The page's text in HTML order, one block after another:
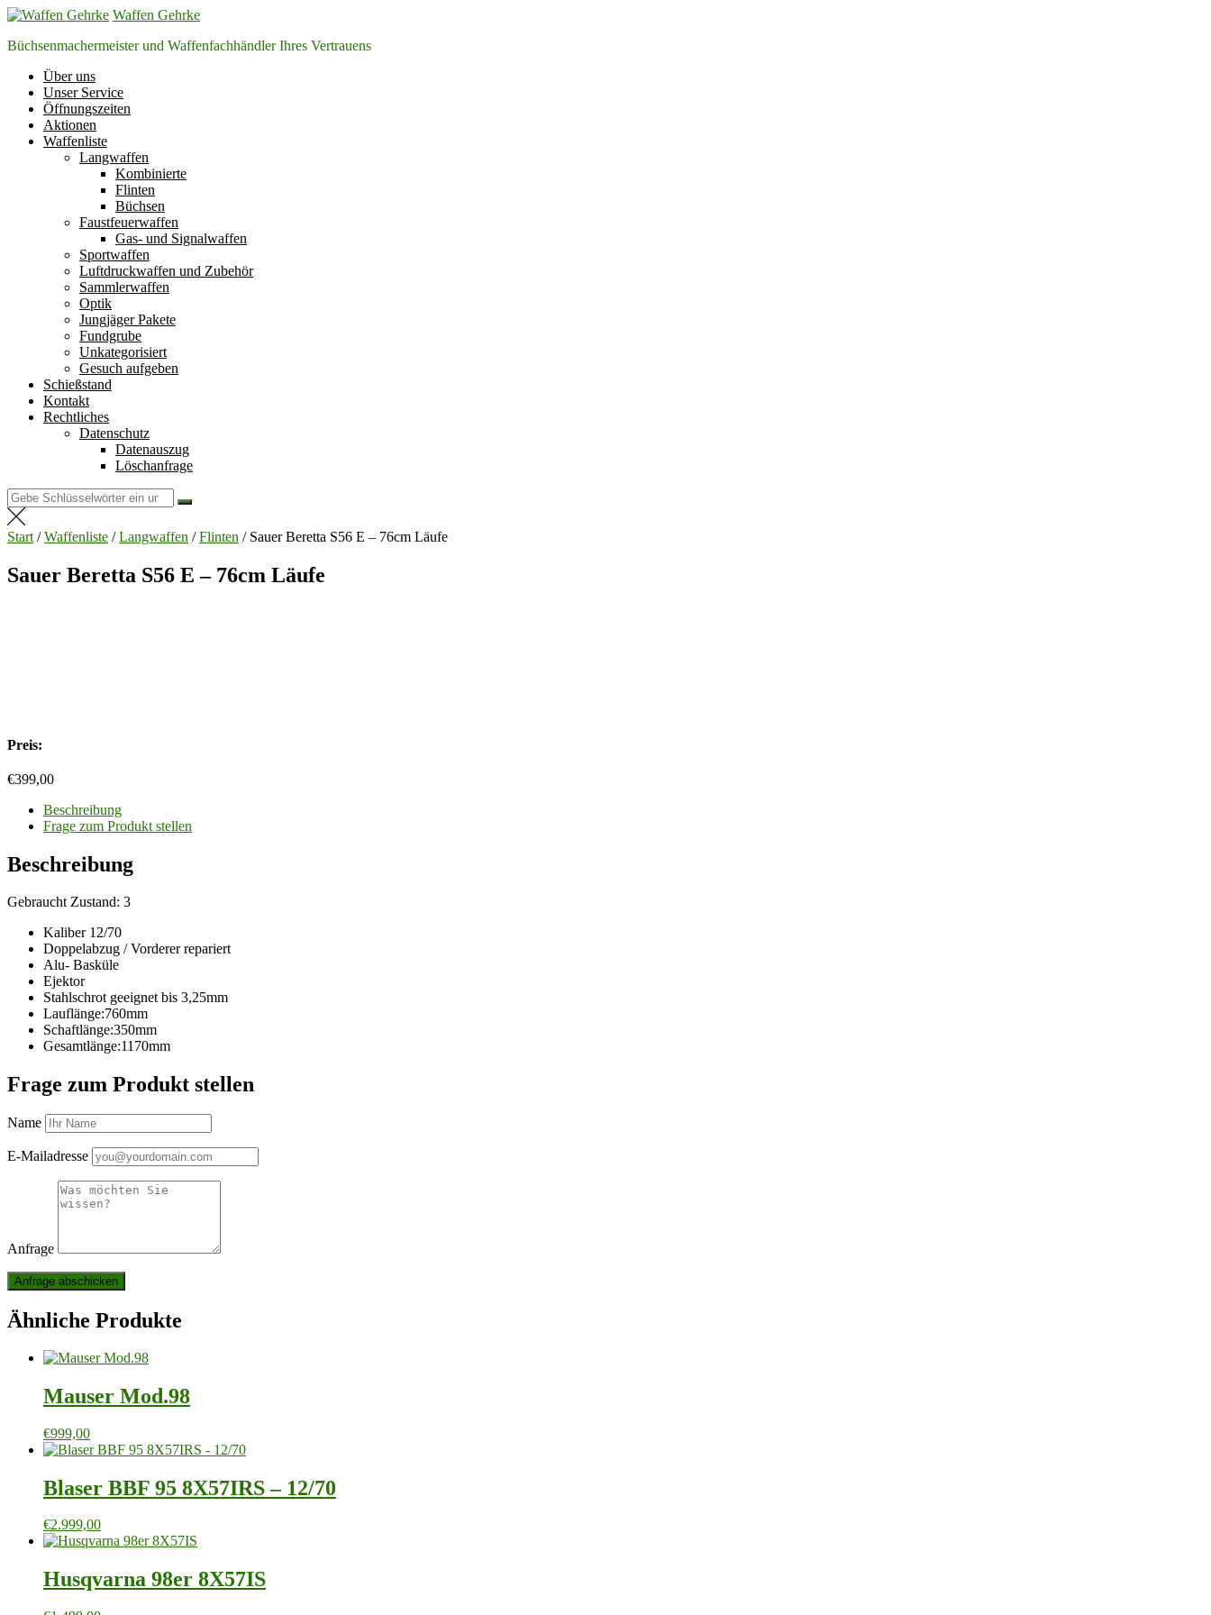
Zum
springen
Waffen Gehrke
Büchsenmachermeister und Waffenfachhändler Ihres Vertrauens
Über uns
Unser Service
Öffnungszeiten
Aktionen
Waffenliste
Langwaffen
Kombinierte
Flinten
Büchsen
Faustfeuerwaffen
Gas- und Signalwaffen
Sportwaffen
Luftdruckwaffen und Zubehör
Sammlerwaffen
Optik
Jungjäger Pakete
Fundgrube
Unkategorisiert
Gesuch aufgeben
Schießstand
Kontakt
Rechtliches
Datenschutz
Datenauszug
Löschanfrage
Suchen
nach:
Start /Waffenliste /Langwaffen /Flinten / Sauer Beretta S56 E – 76cm Läufe
Sauer Beretta S56 E – 76cm Läufe
Preis:
€399,00
Beschreibung
Frage zum Produkt stellen
Beschreibung
Gebraucht Zustand: 3
Kaliber 12/70
Doppelabzug / Vorderer repariert
Alu- Basküle
Ejektor
Stahlschrot geeignet bis 3,25mm
Lauflänge:760mm
Schaftlänge:350mm
Gesamtlänge:1170mm
Frage zum Produkt stellen
Name
E-Mailadresse
Anfrage
Ähnliche Produkte
Mauser Mod.98
€999,00
Blaser BBF 95 8X57IRS – 12/70
€2.999,00
Husqvarna 98er 8X57IS